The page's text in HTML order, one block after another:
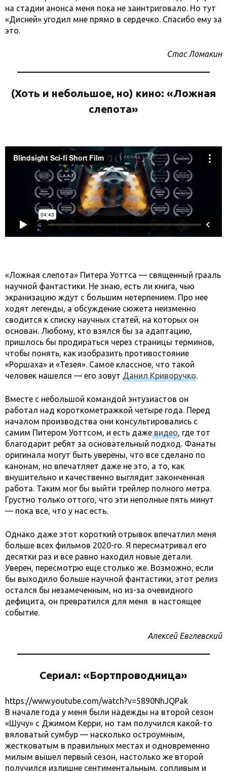
на стадии анонса меня пока не заинтриговало. Но тут
«Дисней» угодил мне прямо в сердечко. Спасибо ему за
это.
Стас Ломакин
(Хоть и небольшое, но) кино: «Ложная
слепота»
«Ложная слепота» Питера Уоттса — священный грааль
научной фантастики. Не знаю, есть ли книга, чью
экранизацию ждут с большим нетерпением. Про нее
ходят легенды, а обсуждение сюжета неизменно
сводится к списку научных статей, на которых он
основан. Любому, кто взялся бы за адаптацию,
пришлось бы продираться через страницы терминов,
чтобы понять, как изобразить противостояние
«Роршаха» и «Тезея». Самое классное, что такой
человек нашелся — его зовут Данил Криворучко
Вместе с небольшой командой энтузиастов он
работал над короткометражкой четыре года. Перед
началом производства они консультировались с
самим Питером Уоттсом, и есть даже видео , где тот
благодарит ребят за основательный подход. Фанаты
оригинала могут быть уверены, что все сделано по
канонам, но впечатляет даже не это, а то, как
внушительно и качественно выглядит законченная
работа. Таким мог бы выйти трейлер полного метра.
Грустно только оттого, что эти неполные пять минут
— пока все, что у нас есть.
Однако даже этот короткий отрывок впечатлил меня
больше всех фильмов 2020-го. Я пересматривал его
десятки раз и все равно находил новые детали.
Уверен, пересмотрю еще столько же. Возможно, если
бы выходило больше научной фантастики, этот релиз
остался бы незамеченным, но из-за очевидного
дефицита, он превратился для меня в настоящее
событие.
Алексей Евглевский
Сериал: «Бортпроводница»
https://www.youtube.com/watch?v=5890NhJQPak
В начале года у меня были надежды на второй сезон
«Шучу» с Джимом Керри, но там получился какой-то
вяловатый сумбур — насколько остроумным,
жестковатым в правильных местах и одновременно
милым вышел первый сезон, настолько же второй
получился излишне сентиментальным, сопливым и